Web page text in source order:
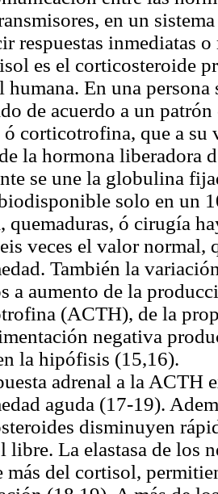
en un
respuestas inmediatas
es el corticosteroide
humana. En una
de acuerdo a un
corticotrofina, que a su
la hormona
se une la globulina
solo en un
quemaduras, ó cirugía
veces el valor normal,
También la
a aumento de la
(ACTH), de la
negativa
la hipófisis (15,16).
adrenal a la ACTH
aguda (17-19).
disminuyen
libre. La elastasa de los
más del cortisol,